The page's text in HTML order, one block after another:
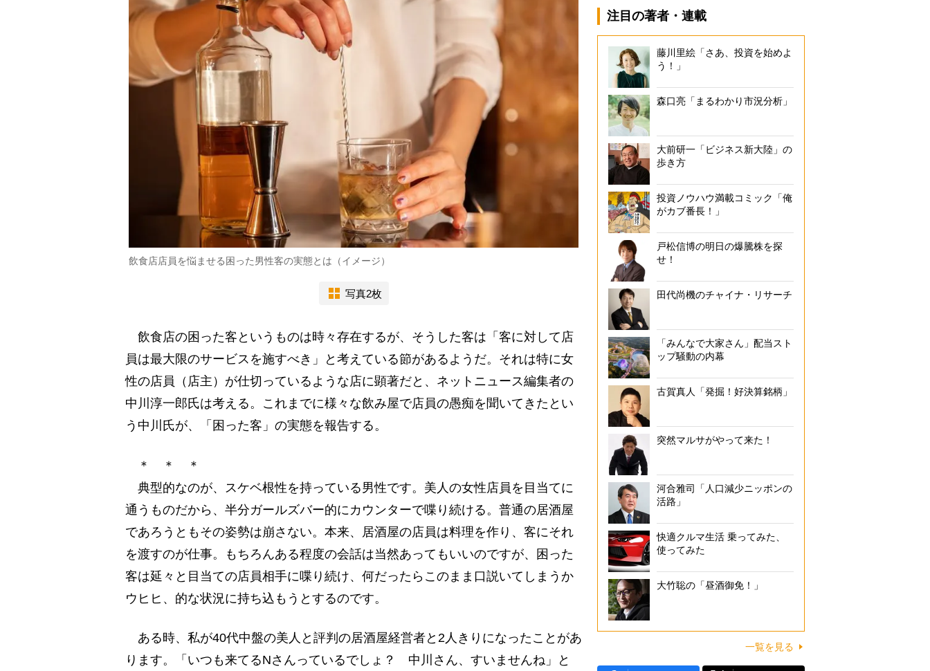
飲食店店員を悩ませる困った男性客の実態とは（イメージ）
写真2枚
飲食店の困った客というものは時々存在するが、そうした客は「客に対して店
員は最大限のサービスを施すべき」と考えている節があるようだ。それは特に女
性の店員（店主）が仕切っているような店に顕著だと、ネットニュース編集者の
中川淳一郎氏は考える。これまでに様々な飲み屋で店員の愚痴を聞いてきたとい
う中川氏が、「困った客」の実態を報告する。
＊ ＊ ＊
典型的なのが、スケベ根性を持っている男性です。美人の女性店員を目当てに
通うものだから、半分ガールズバー的にカウンターで喋り続ける。普通の居酒屋
であろうともその姿勢は崩さない。本来、居酒屋の店員は料理を作り、客にそれ
を渡すのが仕事。もちろんある程度の会話は当然あってもいいのですが、困った
客は延々と目当ての店員相手に喋り続け、何だったらこのまま口説いてしまうか
ウヒヒ、的な状況に持ち込もうとするのです。
ある時、私が40代中盤の美人と評判の居酒屋経営者と2人きりになったことがあ
ります。「いつも来てるNさんっているでしょ？ 中川さん、すいませんね」と
注目の著者・連載
藤川里絵「さあ、投資を始めよ
う！」
森口亮「まるわかり市況分析」
大前研一「ビジネス新大陸」の
歩き方
投資ノウハウ満載コミック「俺
がカブ番長！」
戸松信博の明日の爆騰株を探
せ！
田代尚機のチャイナ・リサーチ
「みんなで大家さん」配当スト
ップ騒動の内幕
古賀真人「発掘！好決算銘柄」
突然マルサがやって来た！
河合雅司「人口減少ニッポンの
活路」
快適クルマ生活 乗ってみた、
使ってみた
大竹聡の「昼酒御免！」
一覧を見る